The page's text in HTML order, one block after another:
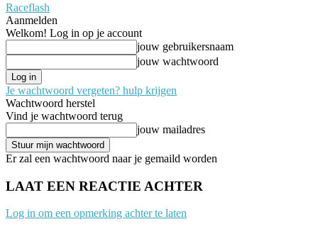
Raceflash
Aanmelden
Welkom! Log in op je account
jouw gebruikersnaam
jouw wachtwoord
Je wachtwoord vergeten? hulp krijgen
Wachtwoord herstel
Vind je wachtwoord terug
jouw mailadres
Er zal een wachtwoord naar je gemaild worden
LAAT EEN REACTIE ACHTER
Log in om een opmerking achter te laten